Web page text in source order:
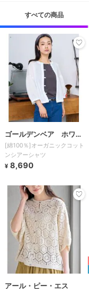
すべての商品
ゴールデンベア ホワイ
トレーベル
[綿100％]オーガニックコット
ンシアーシャツ
¥ 8,690
アール・ピー・エス